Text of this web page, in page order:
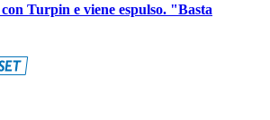
Turpin e viene espulso. "Basta